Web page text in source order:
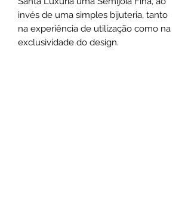
invés de uma simples bijuteria, tanto
na experiência de utilização como na
exclusividade do design.